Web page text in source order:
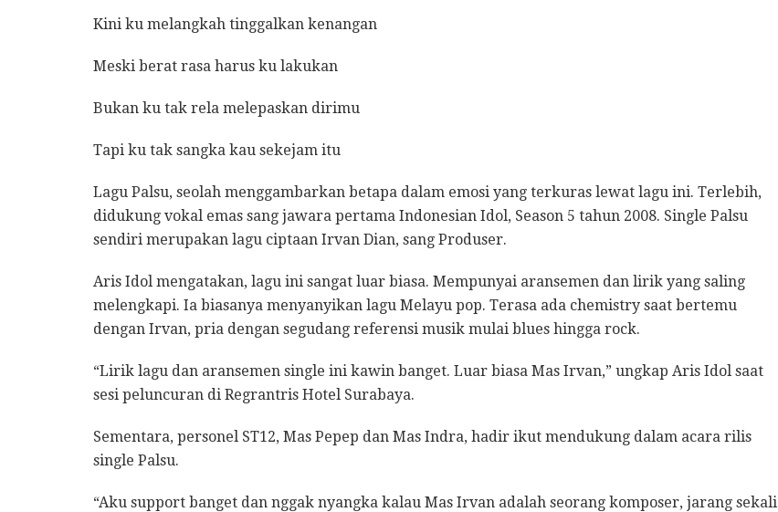
Kini ku melangkah tinggalkan kenangan
Meski berat rasa harus ku lakukan
Bukan ku tak rela melepaskan dirimu
Tapi ku tak sangka kau sekejam itu
Lagu Palsu, seolah menggambarkan betapa dalam emosi yang terkuras lewat lagu ini. Terlebih,
didukung vokal emas sang jawara pertama Indonesian Idol, Season 5 tahun 2008. Single Palsu
sendiri merupakan lagu ciptaan Irvan Dian, sang Produser.
Aris Idol mengatakan, lagu ini sangat luar biasa. Mempunyai aransemen dan lirik yang saling
melengkapi. Ia biasanya menyanyikan lagu Melayu pop. Terasa ada chemistry saat bertemu
dengan Irvan, pria dengan segudang referensi musik mulai blues hingga rock.
“Lirik lagu dan aransemen single ini kawin banget. Luar biasa Mas Irvan,” ungkap Aris Idol saat
sesi peluncuran di Regrantris Hotel Surabaya.
Sementara, personel ST12, Mas Pepep dan Mas Indra, hadir ikut mendukung dalam acara rilis
single Palsu.
“Aku support banget dan nggak nyangka kalau Mas Irvan adalah seorang komposer, jarang sekali